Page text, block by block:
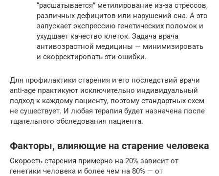
“расшатывается” метилирование из-за стрессов,
различных дефицитов или нарушений сна. А это
запускает экспрессию генетических поломок и
ухудшает качество клеток. Задача врача
антивозрастной медицины — минимизировать
и скорректировать эти ошибки.
Для профилактики старения и его последствий врачи
anti-age практикуют исключительно индивидуальный
подход к каждому пациенту, поэтому стандартных схем
не существует. И любая терапия будет назначена после
тщательного обследования пациента.
Факторы, влияющие на старение человека
Скорость старения примерно на 20% зависит от
генетики человека и более чем на 80% — от